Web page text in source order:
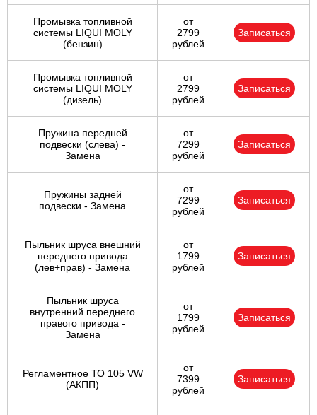
Промывка топливной
системы LIQUI MOLY
(бензин)
от
2799
рублей
Записаться
Промывка топливной
системы LIQUI MOLY
(дизель)
от
2799
рублей
Записаться
Пружина передней
подвески (слева) -
Замена
от
7299
рублей
Записаться
Пружины задней
подвески - Замена
от
7299
рублей
Записаться
Пыльник шруса внешний
переднего привода
(лев+прав) - Замена
от
1799
рублей
Записаться
Пыльник шруса
внутренний переднего
правого привода -
Замена
от
1799
рублей
Записаться
Регламентное ТО 105 VW
(АКПП)
от
7399
рублей
Записаться